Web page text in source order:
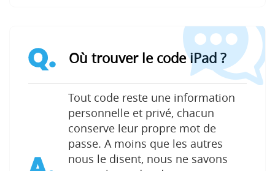
Q. Où trouver le code iPad ?
Tout code reste une information
personnelle et privé, chacun
conserve leur propre mot de
passe. A moins que les autres
nous le disent, nous ne savons